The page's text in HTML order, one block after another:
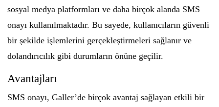
sosyal medya platformları ve daha birçok alanda SMS
onayı kullanılmaktadır. Bu sayede, kullanıcıların güvenli
bir şekilde işlemlerini gerçekleştirmeleri sağlanır ve
dolandırıcılık gibi durumların önüne geçilir.
Avantajları
SMS onayı, Galler’de birçok avantaj sağlayan etkili bir